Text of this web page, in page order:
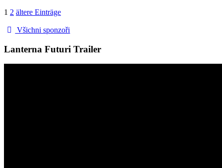
1 2 ältere Einträge
Všichni sponzoři
Lanterna Futuri Trailer